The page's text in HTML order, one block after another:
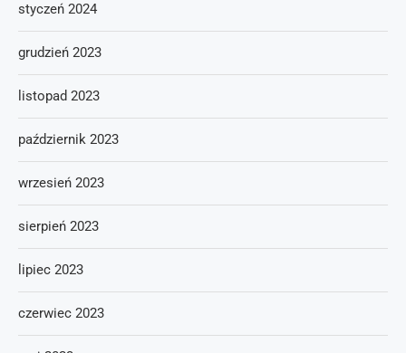
styczeń 2024
grudzień 2023
listopad 2023
październik 2023
wrzesień 2023
sierpień 2023
lipiec 2023
czerwiec 2023